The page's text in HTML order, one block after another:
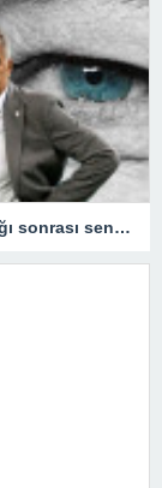
Son Dakika: Beşiktaş – Sergen Yalçın ayrılığı sonrası senaryolar! Fenerbahçe, Okan Buruk, Şenol Güneş…